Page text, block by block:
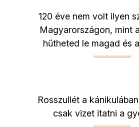
120 éve nem volt ilyen
Magyarországon, mint
hűtheted le magad és
Rosszullét a
csak vizet itatni a